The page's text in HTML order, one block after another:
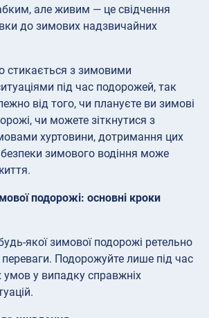
але живим — це свідчення
до зимових надзвичайних
стикається з зимовими
під час подорожей, так
від того, чи плануєте ви зимові
чи можете зіткнутися з
хуртовини, дотримання цих
зимового водіння може
подорожі: основні кроки
якої зимової подорожі ретельно
переваги. Подорожуйте лише під час
умов у випадку справжніх